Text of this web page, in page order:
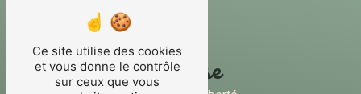
Adresse
Ce site utilise des cookies
et vous donne le contrôle
sur ceux que vous